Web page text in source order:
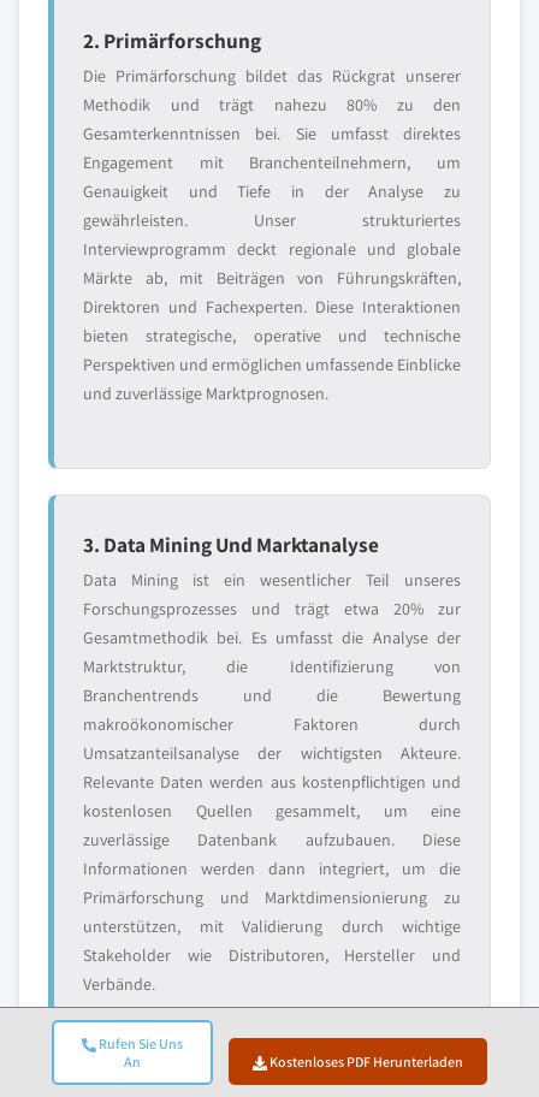
Rufen Sie Uns
An
Kostenloses PDF Herunterladen
2. Primärforschung
Die Primärforschung bildet das Rückgrat unserer
Methodik und trägt nahezu 80% zu den
Gesamterkenntnissen bei. Sie umfasst direktes
Engagement mit Branchenteilnehmern, um
Genauigkeit und Tiefe in der Analyse zu
gewährleisten. Unser strukturiertes
Interviewprogramm deckt regionale und globale
Märkte ab, mit Beiträgen von Führungskräften,
Direktoren und Fachexperten. Diese Interaktionen
bieten strategische, operative und technische
Perspektiven und ermöglichen umfassende Einblicke
und zuverlässige Marktprognosen.
3. Data Mining Und Marktanalyse
Data Mining ist ein wesentlicher Teil unseres
Forschungsprozesses und trägt etwa 20% zur
Gesamtmethodik bei. Es umfasst die Analyse der
Marktstruktur, die Identifizierung von
Branchentrends und die Bewertung
makroökonomischer Faktoren durch
Umsatzanteilsanalyse der wichtigsten Akteure.
Relevante Daten werden aus kostenpflichtigen und
kostenlosen Quellen gesammelt, um eine
zuverlässige Datenbank aufzubauen. Diese
Informationen werden dann integriert, um die
Primärforschung und Marktdimensionierung zu
unterstützen, mit Validierung durch wichtige
Stakeholder wie Distributoren, Hersteller und
Verbände.